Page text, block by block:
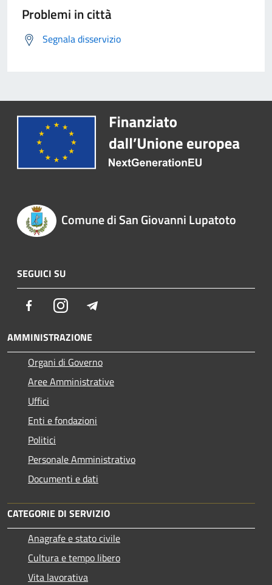
Problemi in città
Segnala disservizio
Comune di San Giovanni Lupatoto
SEGUICI SU
FacebookInstagram
AMMINISTRAZIONE
Organi di Governo
Aree Amministrative
Uffici
Enti e fondazioni
Politici
Personale Amministrativo
Documenti e dati
CATEGORIE DI SERVIZIO
Anagrafe e stato civile
Cultura e tempo libero
Vita lavorativa